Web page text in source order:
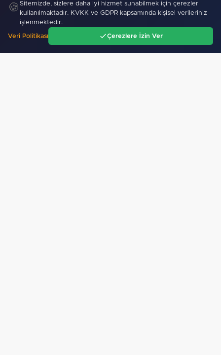
🍪 Sitemizde, sizlere daha iyi hizmet sunabilmek için çerezler
kullanılmaktadır. KVKK ve GDPR kapsamında kişisel verileriniz
işlenmektedir.
Veri Politikası Çerezlere İzin Ver
Gündem Ara Menü